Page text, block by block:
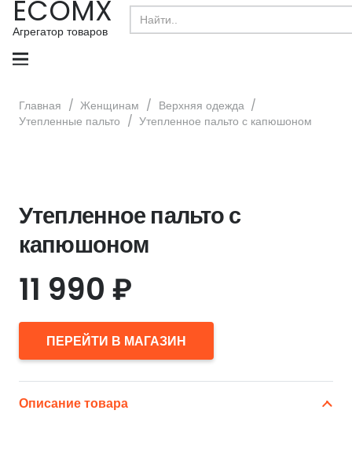
ECOMX
Агрегатор товаров
Search
for:
Главная / Женщинам / Верхняя одежда /
Утепленные пальто / Утепленное пальто с капюшоном
Утепленное пальто с
капюшоном
11 990 ₽
ПЕРЕЙТИ В МАГАЗИН
Описание товара